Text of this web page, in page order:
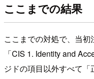
ここまでの結果
ここまでの対処で、当
「CIS 1. Identity and
ジドの項目以外すべて「